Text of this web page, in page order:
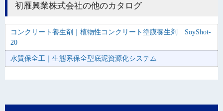
初雁興業株式会社の他のカタログ
コンクリート養生剤｜植物性コンクリート塗膜養生剤 SoyShot-
20
水質保全工｜生態系保全型底泥資源化システム